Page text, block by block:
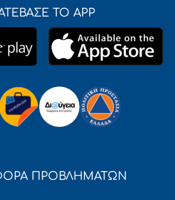
ΤΟ APP
ΠΡΟΒΛΗΜΑΤΩΝ